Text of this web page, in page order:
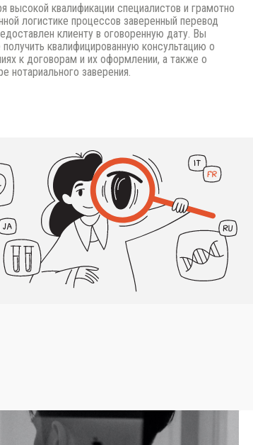
высокой квалификации специалистов и грамотно
логистике процессов заверенный перевод
клиенту в оговоренную дату. Вы
квалифицированную консультацию о
к договорам и их оформлении, а также о
нотариального заверения.